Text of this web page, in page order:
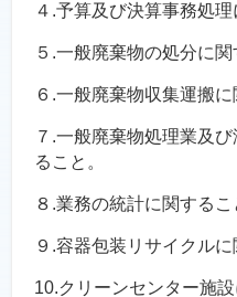
４.予算及び決算事務処理
５.一般廃棄物の処分に関
６.一般廃棄物収集運搬に
７.一般廃棄物処理業及
ること。
８.業務の統計に関するこ
９.容器包装リサイクルに
10.クリーンセンター施設